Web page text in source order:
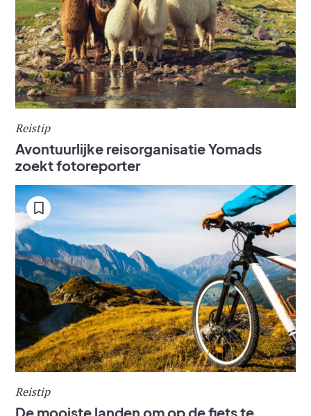
Reistip
Avontuurlijke reisorganisatie Yomads
zoekt fotoreporter
Reistip
De mooiste landen om op de fiets te